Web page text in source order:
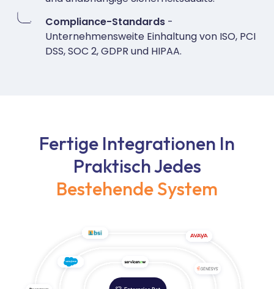
Compliance-Standards-
Unternehmensweite Einhaltung von ISO, PCI
DSS, SOC 2, GDPR und HIPAA.
Fertige Integrationen In
Praktisch Jedes
Bestehende System